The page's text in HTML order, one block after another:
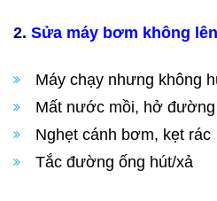
2. Sửa máy bơm không
Máy chạy nhưng không
Mất nước mồi, hở đường
Nghẹt cánh bơm, kẹt rác
Tắc đường ống hút/xả